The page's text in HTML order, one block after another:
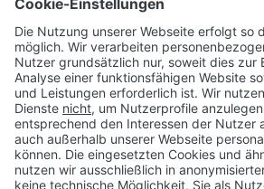
Die inter­nationale Marke für
und Holz­polymer­werk­stoffen
insbesondere Garten­möbel.